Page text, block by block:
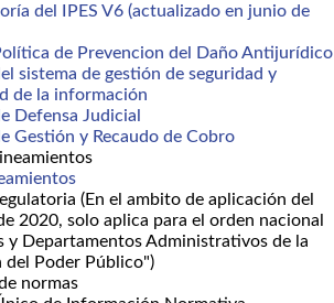
del IPES V6 (actualizado en junio de
de Prevencion del Daño Antijurídico
sistema de gestión de seguridad y
de la información
Defensa Judicial
Gestión y Recaudo de Cobro
(En el ambito de aplicación del
2020, solo aplica para el orden nacional
y Departamentos Administrativos de la
del Poder Público")
normas